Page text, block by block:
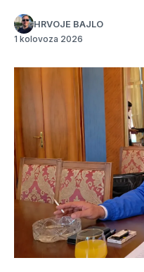
HRVOJE BAJLO
1 kolovoza 2026